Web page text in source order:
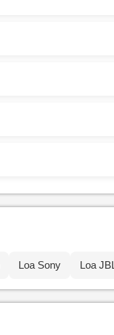
Loa Sony Loa